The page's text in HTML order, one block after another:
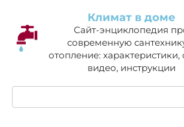
контенту
Климат в доме
Сайт-энциклопедия
современную
отопление: характеристики,
видео, инструкции
Поиск: